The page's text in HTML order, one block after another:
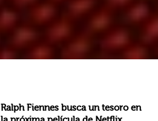
Ralph Fiennes busca un tesoro en
Parece que Netflix tiene un nuevo drama camino, , basada basa en el libro del mismo nombre, escrito por